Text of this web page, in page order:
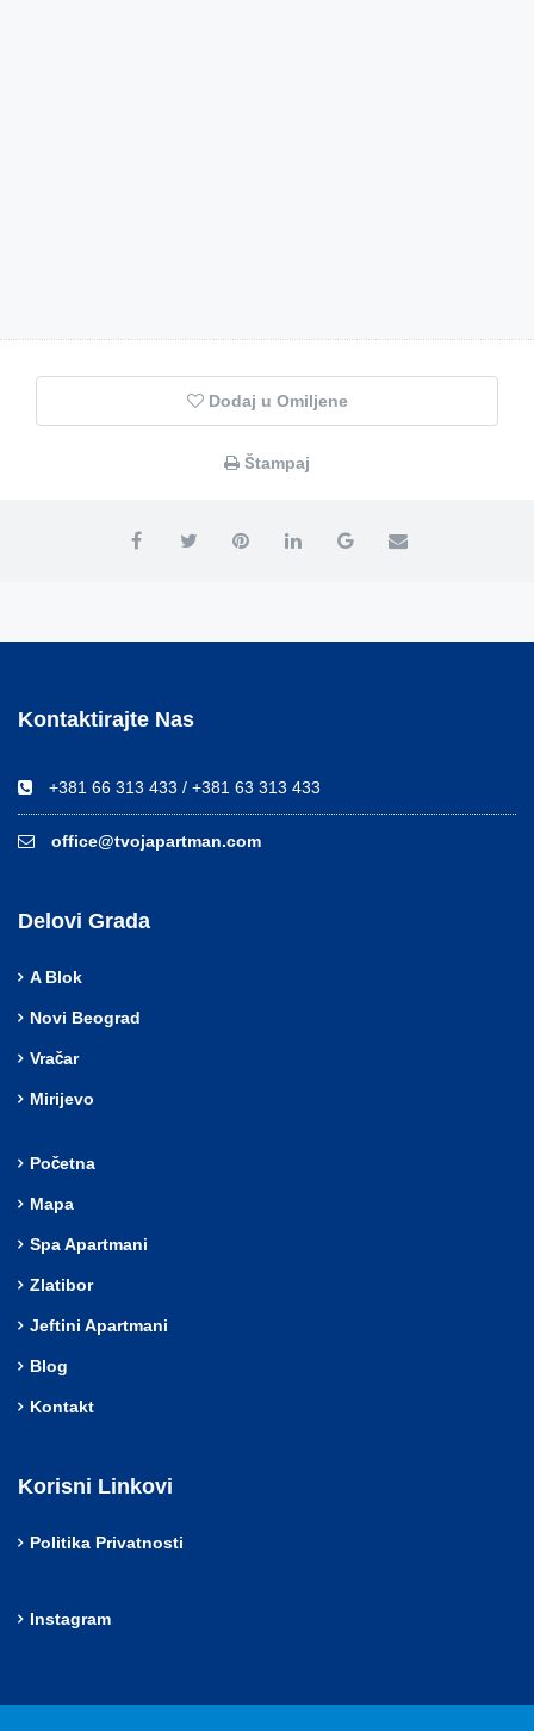
Dodaj u Omiljene
Štampaj
Kontaktirajte Nas
+381 66 313 433 / +381 63 313 433
office@tvojapartman.com
Delovi Grada
A Blok
Novi Beograd
Vračar
Mirijevo
Početna
Mapa
Spa Apartmani
Zlatibor
Jeftini Apartmani
Blog
Kontakt
Korisni Linkovi
Politika Privatnosti
Instagram